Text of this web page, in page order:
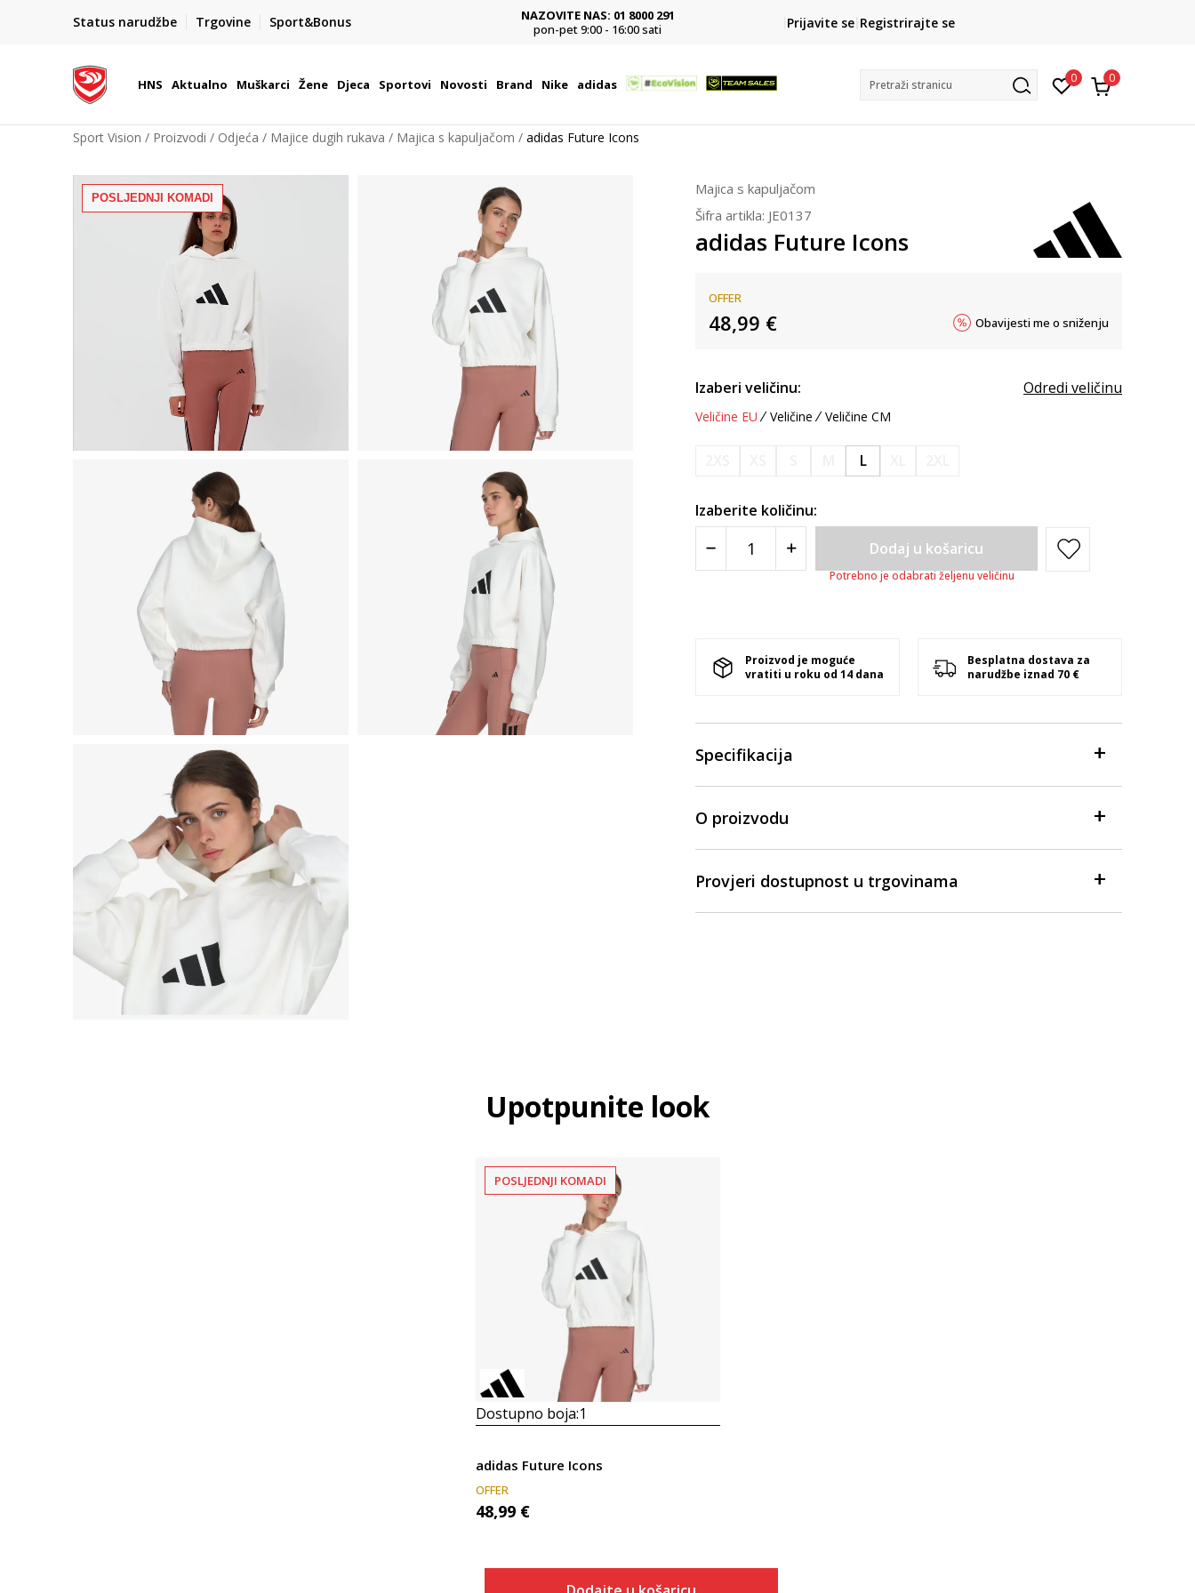
Status narudžbe Trgovine Sport&Bonus
KORISNIČKA SLUŽBA
kontaktirajte nas brzo i jednostavno
NAZOVITE NAS: 01 8000 291
pon-pet 9:00 - 16:00 sati
Kako do R1 računa?
Saznajte više
Prijavite se Registrirajte se
HNS Aktualno Muškarci Žene Djeca Sportovi Novosti Brand Nike adidas Pretraži stranicu 0 0
Sport Vision Proizvodi Odjeća Majice dugih rukava Majica s kapuljačom adidas Future Icons
POSLJEDNJI KOMADI
Majica s kapuljačom
Šifra artikla: JE0137
adidas Future Icons
OFFER
48,99 € Obavijesti me o sniženju
Izaberi veličinu: Odredi veličinu
Veličine EU Veličine Veličine CM
L
Izaberite količinu:
Dodaj u košaricu
Potrebno je odabrati željenu veličinu
Proizvod je moguće
vratiti u roku od 14 dana
Besplatna dostava za
narudžbe iznad 70 €
Specifikacija
O proizvodu
Provjeri dostupnost u trgovinama
Upotpunite look
POSLJEDNJI KOMADI
Dostupno boja:1
adidas Future Icons
OFFER
48,99 €